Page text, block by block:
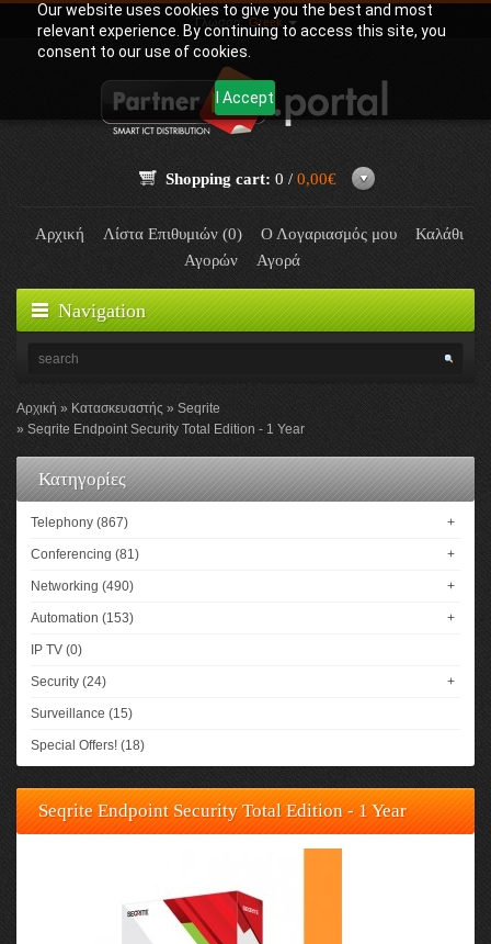
Our website uses cookies to give you the best and most
relevant experience. By continuing to access this site, you
consent to our use of cookies.
I Accept
Γλώσσα:Greek
Shopping cart: 0 / 0,00€
Αρχική Λίστα Επιθυμιών (0) Ο Λογαριασμός μου
Καλάθι
Αγορών
Αγορά
Navigation
Αρχική Κατασκευαστής
Seqrite
Seqrite Endpoint Security Total Edition - 1 Year
Κατηγορίες
Telephony (867) +
Conferencing (81) +
Networking (490) +
Automation (153) +
IP TV (0)
Security (24) +
Surveillance (15)
Special Offers! (18)
Seqrite Endpoint Security Total Edition - 1 Year